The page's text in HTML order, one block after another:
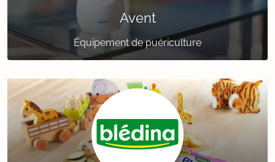
Avent
Équipement de puériculture